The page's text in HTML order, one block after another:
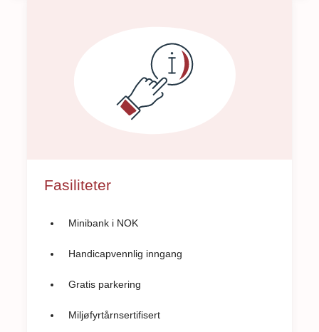
Fasiliteter
Minibank i NOK
Handicapvennlig inngang
Gratis parkering
Miljøfyrtårnsertifisert